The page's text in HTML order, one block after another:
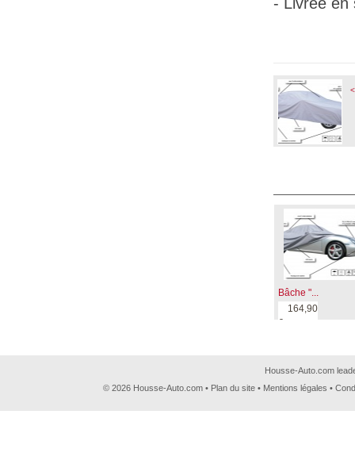
Bâche "...
164,90
€
Housse-Auto.com
© 2026 Housse-Auto.com • Plan du site • Mentions légales •